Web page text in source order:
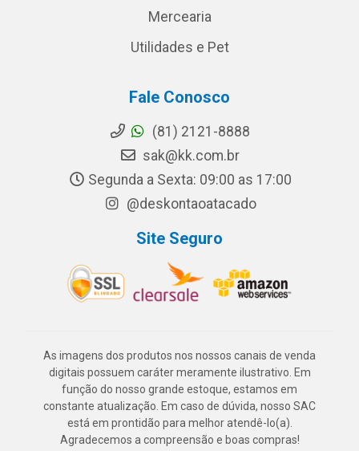
Mercearia
Utilidades e Pet
Fale Conosco
(81) 2121-8888
sak@kk.com.br
Segunda a Sexta: 09:00 as 17:00
@deskontaoatacado
Site Seguro
As imagens dos produtos nos nossos canais de venda
digitais possuem caráter meramente ilustrativo. Em
função do nosso grande estoque, estamos em
constante atualização. Em caso de dúvida, nosso SAC
está em prontidão para melhor atendê-lo(a).
Agradecemos a compreensão e boas compras!